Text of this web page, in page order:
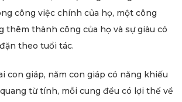
công việc chính của họ, một công
thêm thành công của họ và sự giàu có
theo tuổi tác.
con giáp, năm con giáp có năng khiếu
từ tính, mỗi cung đều có lợi thế về